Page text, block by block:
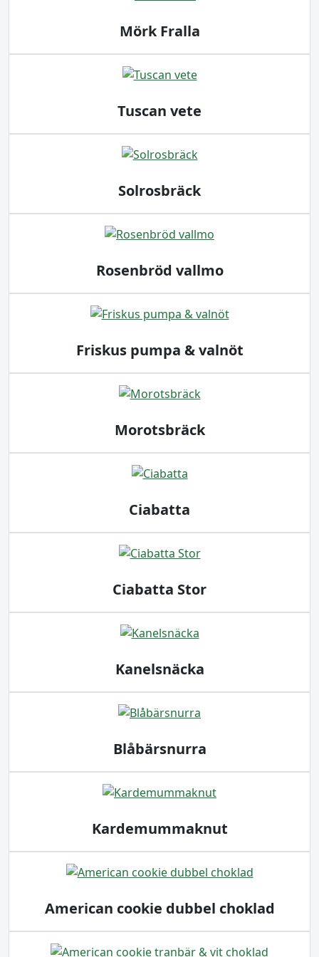
Mörk Fralla
Tuscan vete
Solrosbräck
Rosenbröd vallmo
Friskus pumpa & valnöt
Morotsbräck
Ciabatta
Ciabatta Stor
Kanelsnäcka
Blåbärsnurra
Kardemummaknut
American cookie dubbel choklad